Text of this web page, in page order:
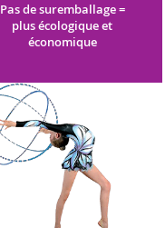
Pas de suremballage =
plus écologique et
économique